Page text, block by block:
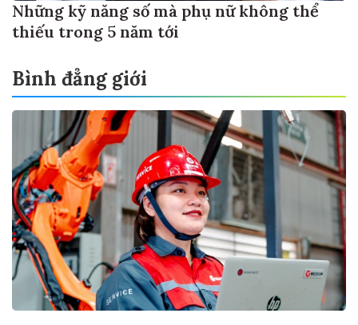
Những kỹ năng số mà phụ nữ không thể
thiếu trong 5 năm tới
Bình đẳng giới